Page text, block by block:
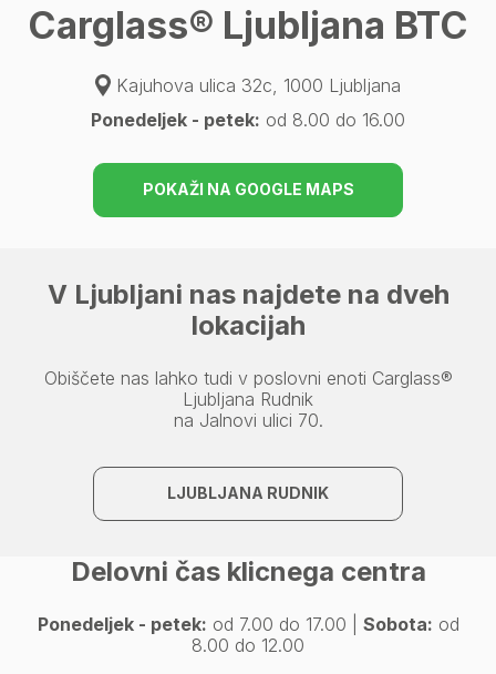
Carglass® Ljubljana BTC
Kajuhova ulica 32c, 1000 Ljubljana
Ponedeljek - petek: od 8.00 do 16.00
POKAŽI NA GOOGLE MAPS
V Ljubljani nas najdete na dveh
lokacijah
Obiščete nas lahko tudi v poslovni enoti Carglass®
Ljubljana Rudnik
na Jalnovi ulici 70.
LJUBLJANA RUDNIK
Delovni čas klicnega centra
Ponedeljek - petek: od 7.00 do 17.00 | Sobota: od
8.00 do 12.00